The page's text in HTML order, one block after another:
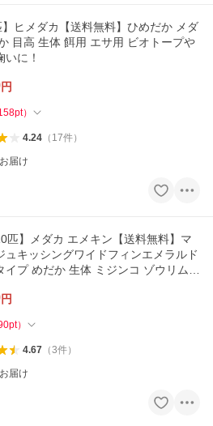
】ヒメダカ【送料無料】ひめだか メダ
目高 生体 餌用 エサ用 ビオトープや
いに！
円
pt）
4.24（ 17件）
届け
匹】メダカ エメキン【送料無料】マ
ュキッシングワイドフィンエメラルド
イプ めだか 生体 ミジンコ ゾウリムシ
円
pt）
4.67（3件）
届け